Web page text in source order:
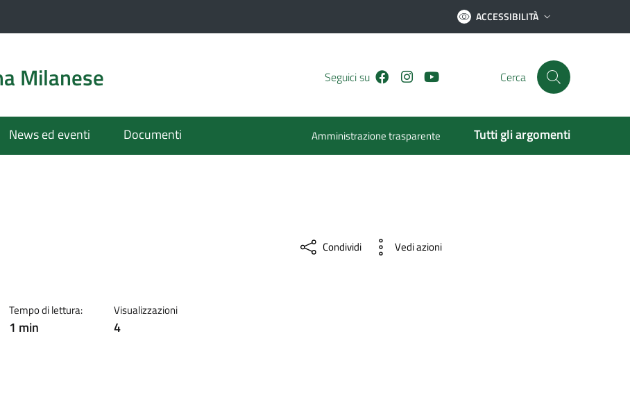
ACCESSIBILITÀ
Milanese Seguici su Facebook
Instagram Cerca
News ed eventi Documenti Amministrazione trasparente Tutti gli argomenti
Tempo di lettura:
1 min
Visualizzazioni
4
Condividi Vedi azioni